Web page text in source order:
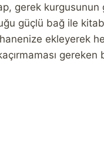
gerek kurgusunun
güçlü bağ ile
ekleyerek